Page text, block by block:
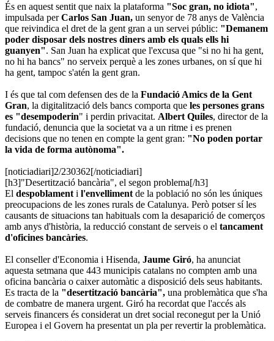
És en aquest sentit que naix la plataforma "Soc gran, no idiota",
impulsada perCarlos San Juan, un senyor de 78 anys de València
que reivindica el dret de la gent gran a un servei públic: "Demanem
poder disposar dels nostres diners amb els quals ells hi
guanyen". San Juan ha explicat que l'excusa que "si no hi ha gent,
no hi ha bancs" no serveix perquè a les zones urbanes, on sí que hi
ha gent, tampoc s'atén la gent gran.
I és que tal com defensen des de la Fundació Amics de la Gent
Gran, la digitalització dels bancs comporta que les persones grans
es "desempoderin" i perdin privacitat. Albert Quiles, director de la
fundació, denuncia que la societat va a un ritme i es prenen
decisions que no tenen en compte la gent gran: "No poden portar
la vida de forma autònoma".
[noticiadiari]2/230362[/noticiadiari]
[h3]"Desertització bancària", el segon problema[/h3]
El despoblament i l'envelliment de la població no són les úniques
preocupacions de les zones rurals de Catalunya. Però potser sí les
causants de situacions tan habituals com la desaparició de comerços
amb anys d'història, la reducció constant de serveis o el tancament
d'oficines bancàries.
El conseller d'Economia i Hisenda, Jaume Giró, ha anunciat
aquesta setmana que 443 municipis catalans no compten amb una
oficina bancària o caixer automàtic a disposició dels seus habitants.
Es tracta de la "desertització bancària", una problemàtica que s'ha
de combatre de manera urgent. Giró ha recordat que l'accés als
serveis financers és considerat un dret social reconegut per la Unió
Europea i el Govern ha presentat un pla per revertir la problemàtica.